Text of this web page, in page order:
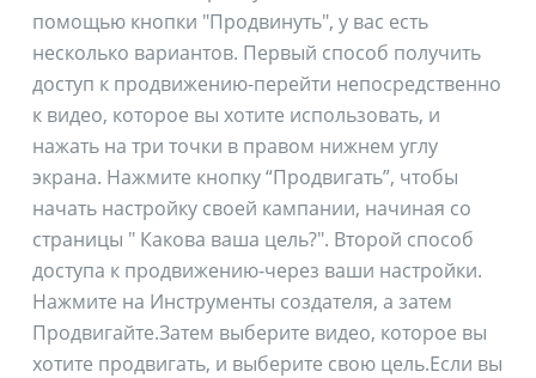
помощью кнопки "Продвинуть", у вас есть
несколько вариантов. Первый способ получить
доступ к продвижению-перейти непосредственно
к видео, которое вы хотите использовать, и
нажать на три точки в правом нижнем углу
экрана. Нажмите кнопку “Продвигать”, чтобы
начать настройку своей кампании, начиная со
страницы " Какова ваша цель?". Второй способ
доступа к продвижению-через ваши настройки.
Нажмите на Инструменты создателя, а затем
Продвигайте.Затем выберите видео, которое вы
хотите продвигать, и выберите свою цель.Если вы